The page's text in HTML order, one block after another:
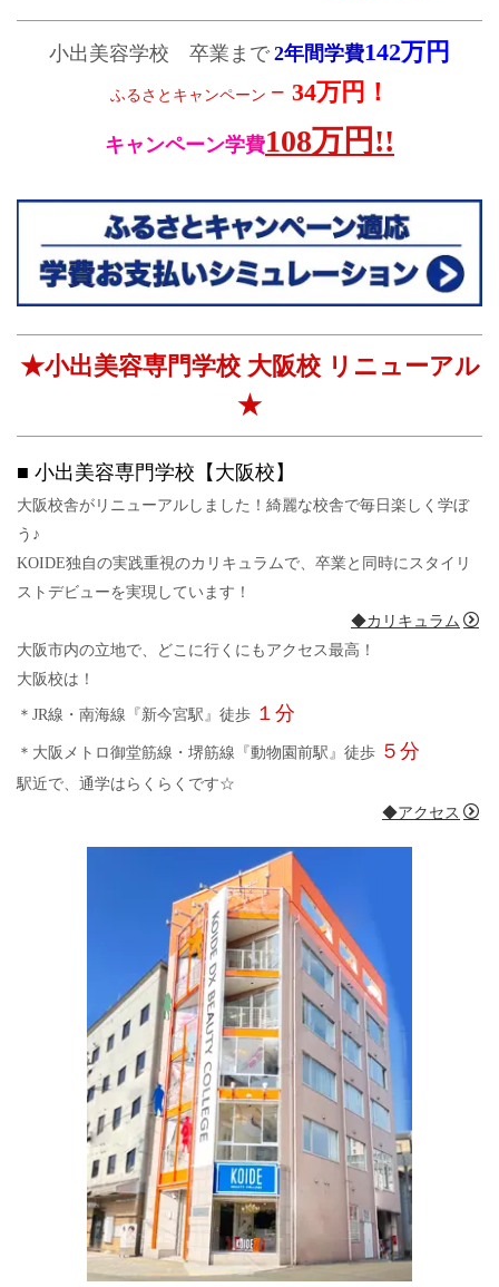
小出美容学校 卒業まで 2年間学費142万円
ふるさとキャンペーン − 34万円！
キャンペーン学費108万円!!
★小出美容専門学校 大阪校 リニューアル
★
■ 小出美容専門学校【大阪校】
大阪校舎がリニューアルしました！綺麗な校舎で毎日楽しく学ぼ
う♪
KOIDE独自の実践重視のカリキュラムで、卒業と同時にスタイリ
ストデビューを実現しています！
◆カリキュラム
大阪市内の立地で、どこに行くにもアクセス最高！
大阪校は！
＊JR線・南海線『新今宮駅』徒歩 １分
＊大阪メトロ御堂筋線・堺筋線『動物園前駅』徒歩 ５分
駅近で、通学はらくらくです☆
◆アクセス